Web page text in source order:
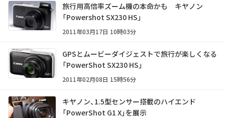
旅行用高倍率ズーム機の本命かも キヤノン
「Powershot SX230 HS」
2011年03月17日 10時03分
GPSとムービーダイジェストで旅行が楽しくなる
「PowerShot SX230 HS」
2011年02月08日 15時56分
キヤノン、1.5型センサー搭載のハイエンド
「PowerShot G1 X」を展示